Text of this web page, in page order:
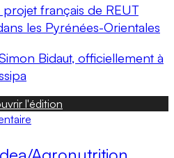
français de REUT
les Pyrénées-Orientales
Bidaut, officiellement à
l'édition